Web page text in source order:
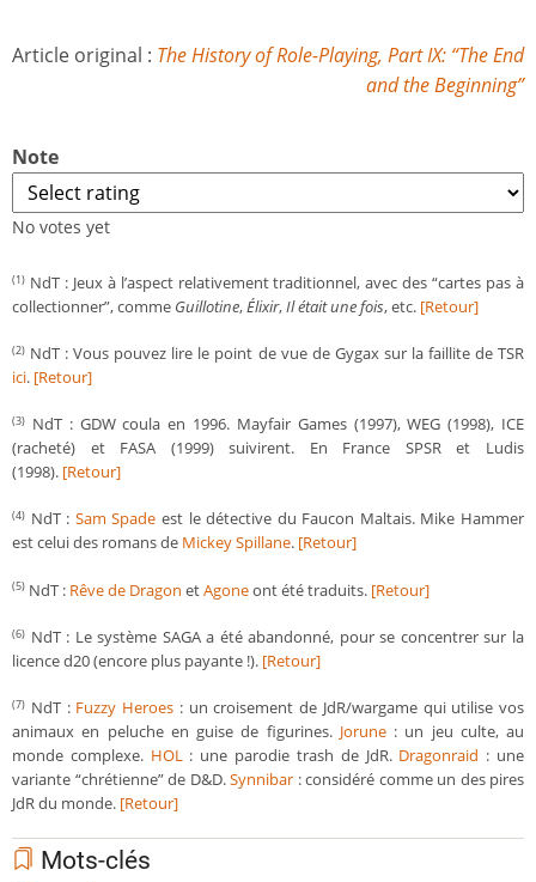
Article original : The History of Role-Playing, Part IX: “The End
and the Beginning”
Note
No votes yet
(1) NdT : Jeux à l’aspect relativement traditionnel, avec des “cartes pas à
collectionner”, comme Guillotine,Élixir,Il était une fois, etc. [Retour]
(2) NdT : Vous pouvez lire le point de vue de Gygax sur la faillite de TSR
ici. [Retour]
(3) NdT : GDW coula en 1996. Mayfair Games (1997), WEG (1998), ICE
(racheté) et FASA (1999) suivirent. En France SPSR et Ludis
(1998). [Retour]
(4) NdT : Sam Spade est le détective du Faucon Maltais. Mike Hammer
est celui des romans de Mickey Spillane. [Retour]
(5) NdT : Rêve de Dragon etAgoneont été traduits. [Retour]
(6) NdT : Le système SAGA a été abandonné, pour se concentrer sur la
licence d20 (encore plus payante !). [Retour]
(7) NdT : Fuzzy Heroes : un croisement de JdR/wargame qui utilise vos
animaux en peluche en guise de figurines. Jorune: un jeu culte, au
monde complexe. HOL: une parodie trash de JdR. Dragonraid : une
variante “chrétienne” de D&D.Synnibar : considéré comme un des pires
JdR du monde. [Retour]
Mots-clés